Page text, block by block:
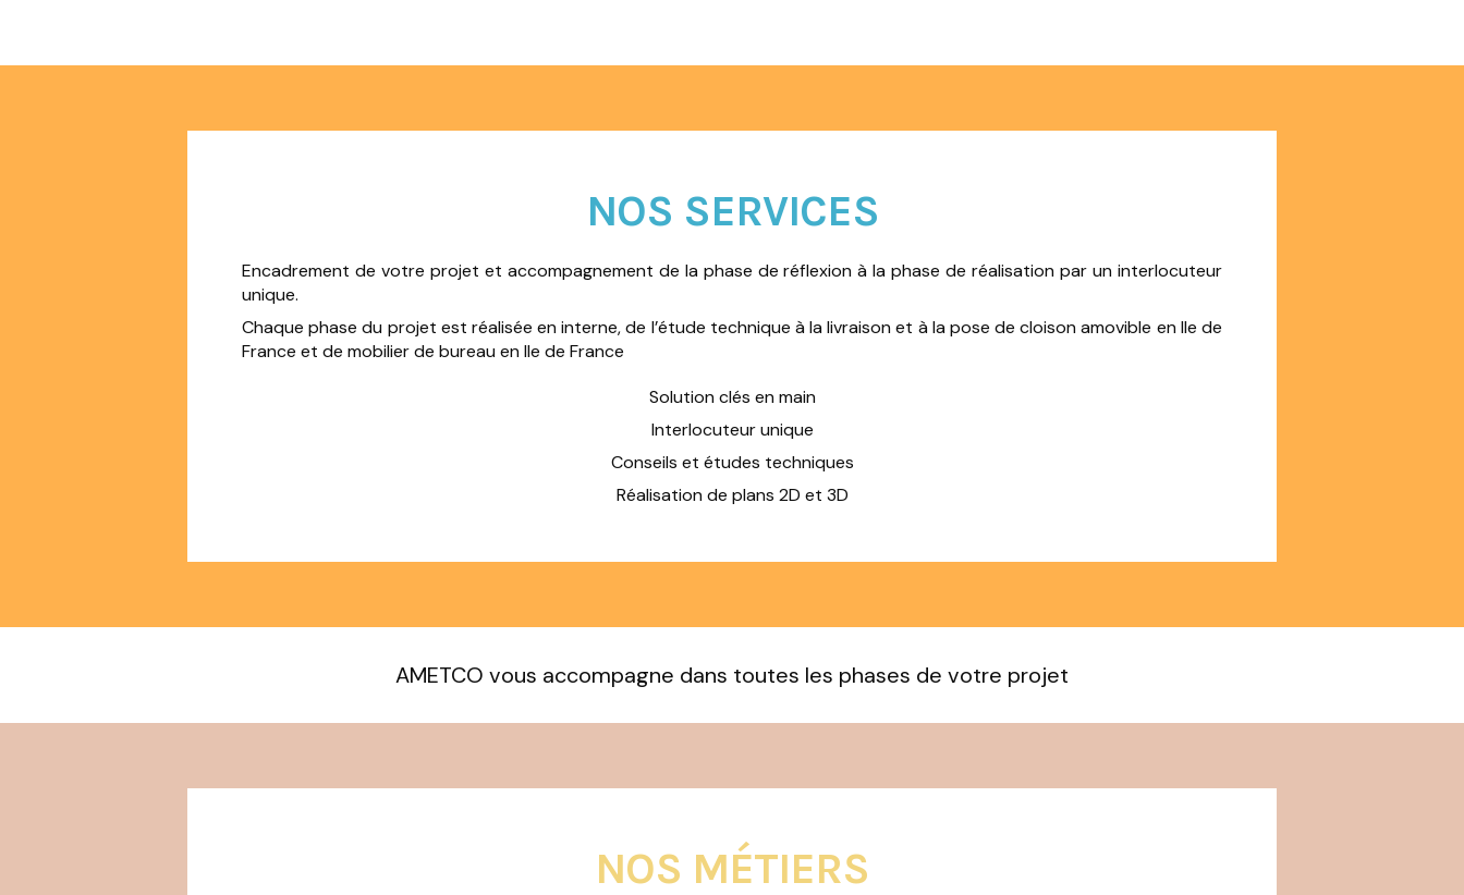
NOS SERVICES
Encadrement de votre projet et accompagnement de la phase de réflexion à la phase de réalisation par un interlocuteur
unique.
Chaque phase du projet est réalisée en interne, de l’étude technique à la livraison et à la pose de cloison amovible en Ile de
France et de mobilier de bureau en Ile de France
Solution clés en main
Interlocuteur unique
Conseils et études techniques
Réalisation de plans 2D et 3D
AMETCO vous accompagne dans toutes les phases de votre projet
NOS MÉTIERS